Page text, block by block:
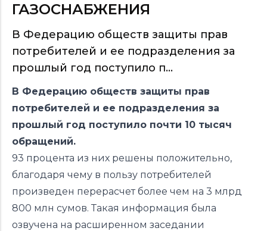
ГАЗОСНАБЖЕНИЯ
В Федерацию обществ защиты прав
потребителей и ее подразделения за
прошлый год поступило п...
В Федерацию обществ защиты прав
потребителей и ее подразделения за
прошлый год поступило почти 10 тысяч
обращений.
93 процента из них решены положительно,
благодаря чему в пользу потребителей
произведен перерасчет более чем на 3 млрд
800 млн сумов. Такая информация была
озвучена на расширенном заседании